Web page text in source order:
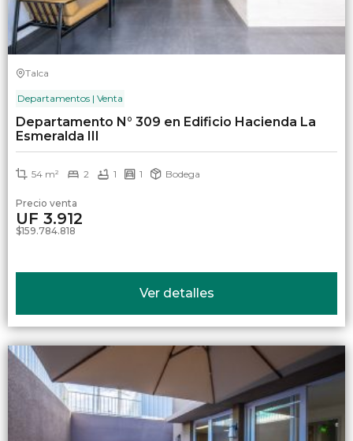
Talca
Departamentos | Venta
Departamento N° 309 en Edificio Hacienda La
Esmeralda III
54 m² 2 1 1 Bodega
Precio venta
UF 3.912
$159.784.818
Ver detalles